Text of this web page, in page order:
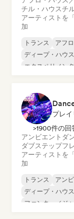
チル・ハウスチ
アーティストを
加
トランス アフ
ディープ・ハウス
エクスペリメン
プレ
>1900件の回
アンビエント ダ
ダブステップフ
アーティストを
加
トランス アン
ディープ・ハウス
ファンキー／ジ